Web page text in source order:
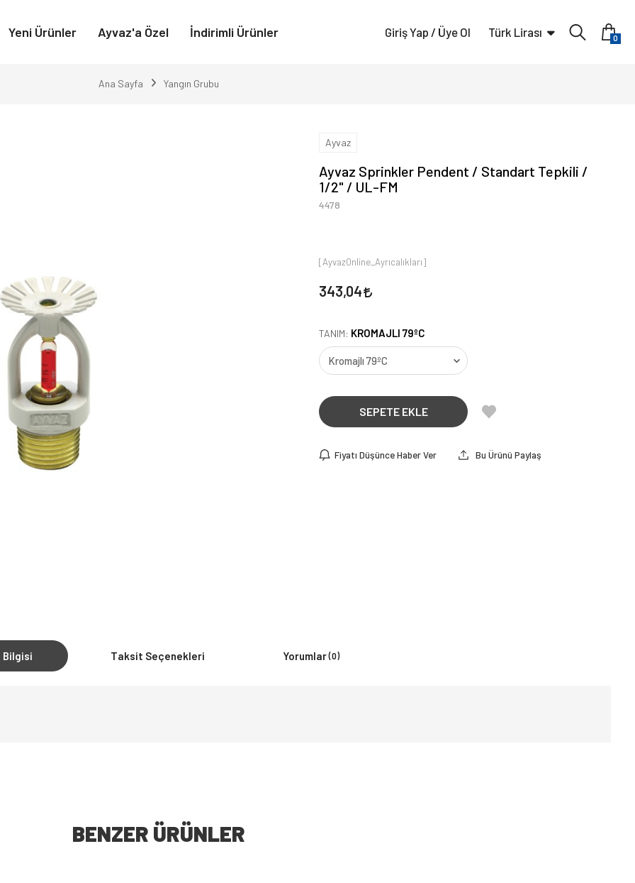
Yeni Ürünler Ayvaz'a Özel İndirimli Ürünler Giriş Yap / Üye Ol Türk Lirası 0
Ana Sayfa Yangın Grubu
Ayvaz
Ayvaz Sprinkler Pendent / Standart Tepkili /
1/2" / UL-FM
4478
[AyvazOnline_Ayrıcalıkları]
343,04
TANIM: KROMAJLI 79ºC
SEPETE EKLE
Fiyatı Düşünce Haber Ver Bu Ürünü Paylaş
Bilgisi Taksit Seçenekleri Yorumlar(0)
BENZER ÜRÜNLER